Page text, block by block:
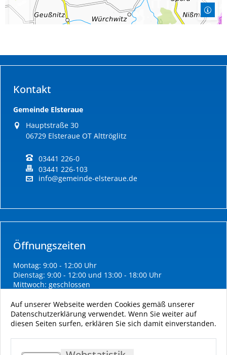
Auf unserer Webseite werden Cookies gemäß unserer
Datenschutzerklärung verwendet. Wenn Sie weiter auf
diesen Seiten surfen, erklären Sie sich damit einverstanden.
Kontakt
Gemeinde Elsteraue
Hauptstraße 30
06729 Elsteraue OT Alttröglitz
03441 226-0
03441 226-103
info@gemeinde-elsteraue.de
Öffnungszeiten
Montag: 9:00 - 12:00 Uhr
Dienstag: 9:00 - 12:00 und 13:00 - 18:00 Uhr
Mittwoch: geschlossen
Freitag: 9:00 - 11:00 Uhr